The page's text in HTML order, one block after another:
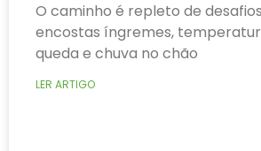
O caminho é repleto de
encostas íngremes,
queda e chuva no chão
LER ARTIGO